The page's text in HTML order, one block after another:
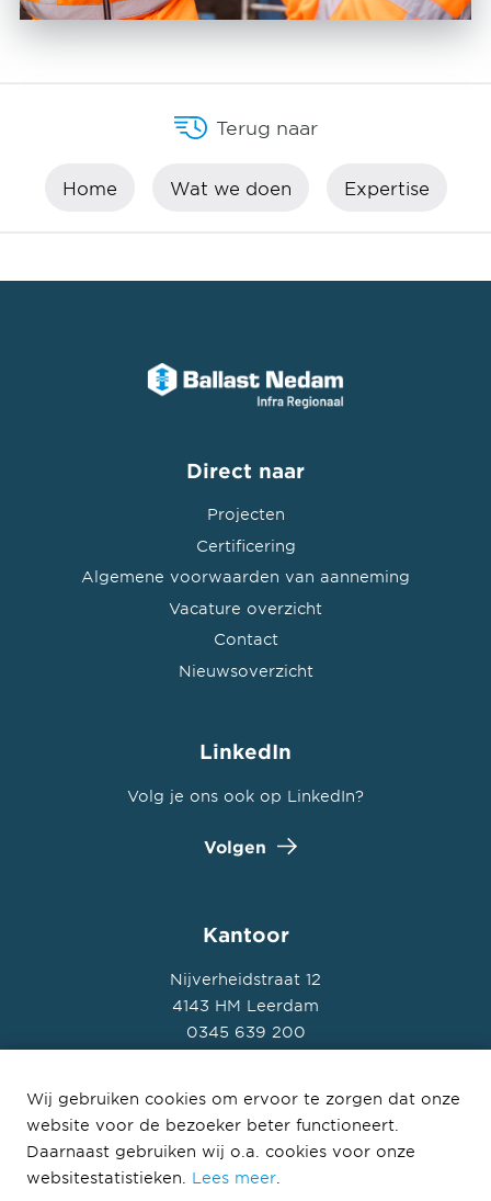
Terug naar
Home Wat we doen Expertise
Direct naar
Projecten
Certificering
Algemene voorwaarden van aanneming
Vacature overzicht
Contact
Nieuwsoverzicht
LinkedIn
Volg je ons ook op LinkedIn?
Volgen
Kantoor
Nijverheidstraat 12
4143 HM Leerdam
0345 639 200
© Ballast Nedam Infra Regionale Projecten B.V.
Wij gebruiken cookies om ervoor te zorgen dat onze
website voor de bezoeker beter functioneert.
Daarnaast gebruiken wij o.a. cookies voor onze
websitestatistieken.
Lees meer